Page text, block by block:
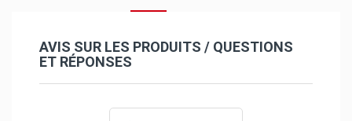
AVIS SUR LES PRODUITS / QUESTIONS
ET RÉPONSES